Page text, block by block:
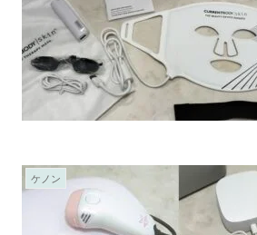
ケノン